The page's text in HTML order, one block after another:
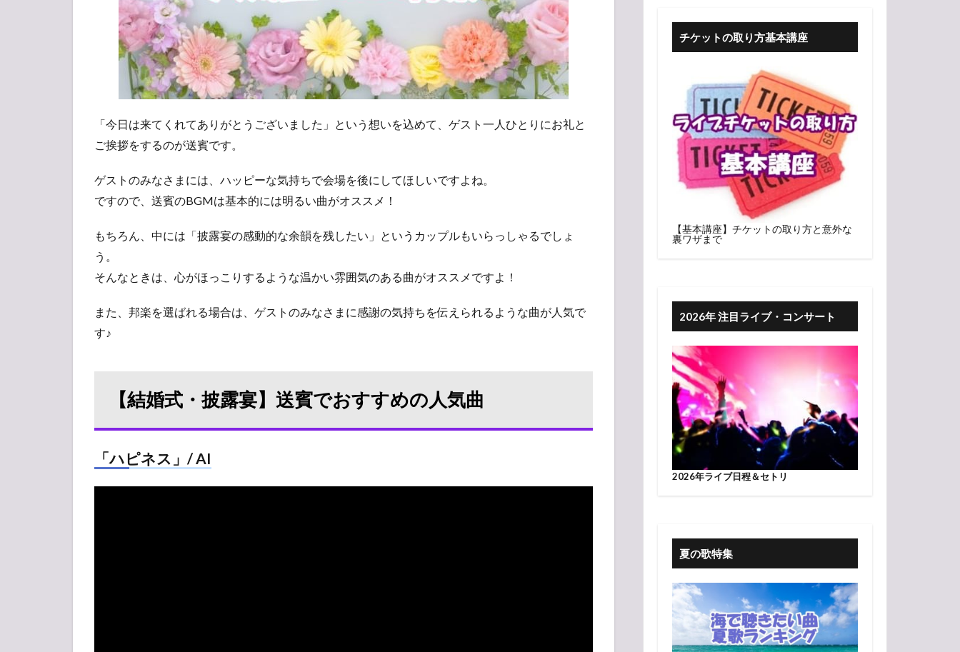
【結
送賓
曲で
意点
4
婚
宴】
賓：
まと
料」
の音
信サ
ス
「今日は来てくれてありがとうございました」という想いを込めて、ゲスト一人ひとりにお礼と
ご挨拶をするのが送賓です。
ゲストのみなさまには、ハッピーな気持ちで会場を後にしてほしいですよね。
ですので、送賓のBGMは基本的には明るい曲がオススメ！
もちろん、中には「披露宴の感動的な余韻を残したい」というカップルもいらっしゃるでしょ
う。
そんなときは、心がほっこりするような温かい雰囲気のある曲がオススメですよ！
また、邦楽を選ばれる場合は、ゲストのみなさまに感謝の気持ちを伝えられるような曲が人気で
す♪
【結婚式・披露宴】送賓でおすすめの人気曲
「ハピネス」/ AI
チケットの取り方基本講座
【基本講座】チケットの取り方と意外な
裏ワザまで
2026年 注目ライブ・コンサート
2026年ライブ日程＆セトリ
夏の歌特集